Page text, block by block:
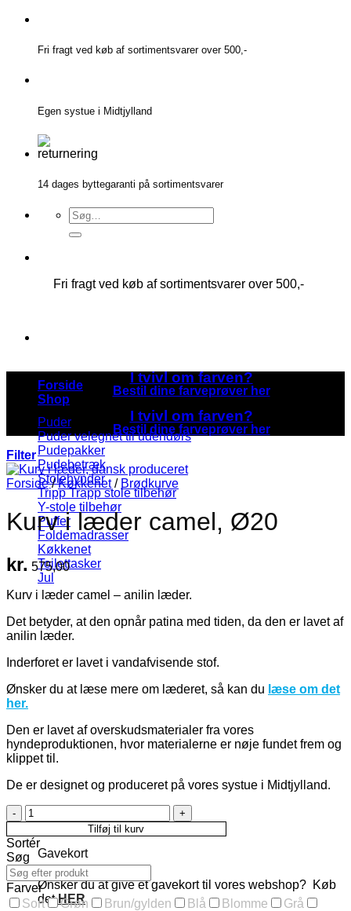
Fortsæt
indholdFri fragt ved køb af sortimentsvarer over 500,-
Egen systue i Midtjylland
14 dages byttegaranti på sortimentsvarer
Søg
efter:
Fri fragt ved køb af sortimentsvarer over 500,-
Forside
Shop
Puder
Puder velegnet til udendørs
Pudepakker
Pudebetræk
Stolehynder
Tripp Trapp stole tilbehør
Y-stole tilbehør
Puffer
Foldemadrasser
Køkkenet
Toilettasker
Jul
Gavekort
Ønsker du at give et gavekort til vores webshop? Køb
detHER
I tvivl om farven?
Bestil dine farveprøver her
I tvivl om farven?
Bestil dine farveprøver her
Filter
Forside / Køkkenet / Brødkurve
Kurv i læder camel, Ø20
kr. 575,00
Kurv i læder camel – anilin læder.
Det betyder, at den opnår patina med tiden, da den er lavet af
anilin læder.
Inderforet er lavet i vandafvisende stof.
Ønsker du at læse mere om læderet, så kan du læse om det
her.
Den er lavet af overskudsmaterialer fra vores
hyndeproduktionen, hvor materialerne er nøje fundet frem og
klippet til.
De er designet og produceret på vores systue i Midtjylland.
Kurv
i
læder
camel,
Ø20
antal
Tilføj til kurv
Sortér
Søg
Farver
Sort
Grøn Brun/gylden Blå Blomme
Grå